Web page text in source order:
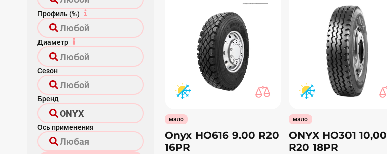
Профиль (%)
Диаметр
Сезон
Бренд
Ось применения
мало
Onyx HO616 9.00 R20
16PR
мало
ONYX HO301 10,00
R20 18PR